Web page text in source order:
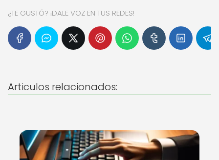
¿TE GUSTÓ? ¡DALE VOZ EN TUS REDES!
Articulos relacionados: